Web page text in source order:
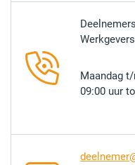
Maandag
09:00 uur